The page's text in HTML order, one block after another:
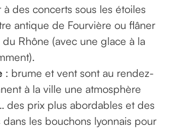
à des concerts sous les étoiles
antique de Fourvière ou flâner
Rhône (avec une glace à la
: brume et vent sont au rendez-
à la ville une atmosphère
des prix plus abordables et des
dans les bouchons lyonnais pour